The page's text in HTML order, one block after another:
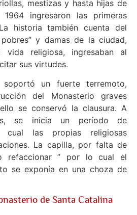
mestizas y hasta hijas de
1964 ingresaron las primeras
historia también cuenta del
y damas de la ciudad,
religiosa, ingresaban al
sus virtudes.
soportó un fuerte terremoto,
del Monasterio graves
se conservó la clausura. A
se inicia un período de
cual las propias religiosas
La capilla, por falta de
refaccionar ” por lo cual el
se exponía en una choza de
de Santa Catalina